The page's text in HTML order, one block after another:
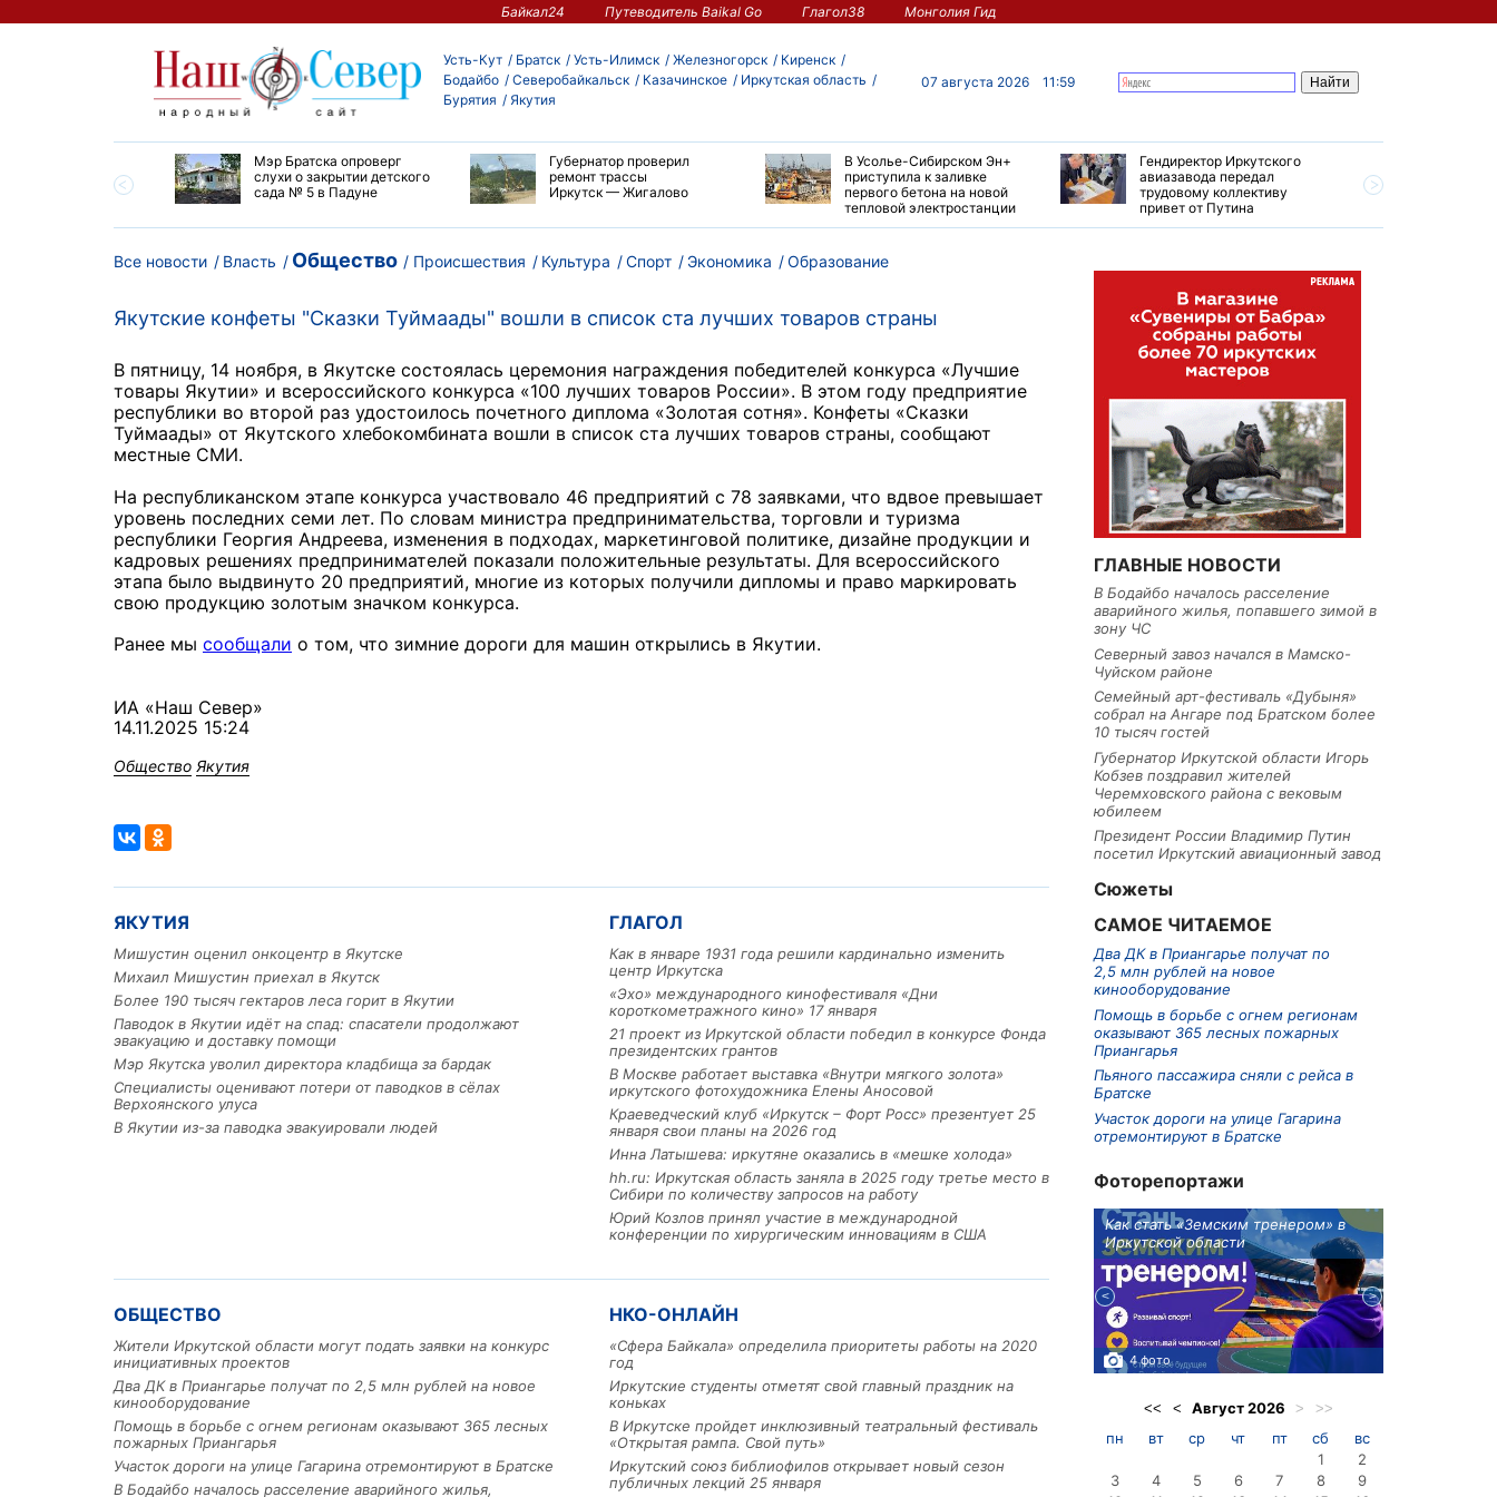
Байкал24 Путеводитель Baikal Go Глагол38 Монголия Гид
Усть-Кут Братск Усть-Илимск Железногорск
Киренск
Бодайбо
Северобайкальск Казачинское
Иркутская область
Бурятия
Якутия
07 августа 2026 11:59
Мэр Братска опроверг
слухи о закрытии детского
сада № 5 в Падуне
Губернатор проверил
ремонт трассы
Иркутск — Жигалово
В Усолье-Сибирском Эн+
приступила к заливке
первого бетона на новой
тепловой электростанции
Гендиректор Иркутского
авиазавода передал
трудовому коллективу
привет от Путина
Все новости Власть Общество Происшествия Культура Спорт Экономика Образование
Якутские конфеты "Сказки Туймаады" вошли в список ста лучших товаров страны
В пятницу, 14 ноября, в Якутске состоялась церемония награждения победителей конкурса «Лучшие
товары Якутии» и всероссийского конкурса «100 лучших товаров России». В этом году предприятие
республики во второй раз удостоилось почетного диплома «Золотая сотня». Конфеты «Сказки
Туймаады» от Якутского хлебокомбината вошли в список ста лучших товаров страны, сообщают
местные СМИ.
На республиканском этапе конкурса участвовало 46 предприятий с 78 заявками, что вдвое превышает
уровень последних семи лет. По словам министра предпринимательства, торговли и туризма
республики Георгия Андреева, изменения в подходах, маркетинговой политике, дизайне продукции и
кадровых решениях предпринимателей показали положительные результаты. Для всероссийского
этапа было выдвинуто 20 предприятий, многие из которых получили дипломы и право маркировать
свою продукцию золотым значком конкурса.
Ранее мы сообщали о том, что зимние дороги для машин открылись в Якутии.
ИА «Наш Север»
14.11.2025 15:24
Общество Якутия
ЯКУТИЯ
Мишустин оценил онкоцентр в Якутске
Михаил Мишустин приехал в Якутск
Более 190 тысяч гектаров леса горит в Якутии
Паводок в Якутии идёт на спад: спасатели продолжают
эвакуацию и доставку помощи
Мэр Якутска уволил директора кладбища за бардак
Специалисты оценивают потери от паводков в сёлах
Верхоянского улуса
В Якутии из-за паводка эвакуировали людей
ГЛАГОЛ
Как в январе 1931 года решили кардинально изменить
центр Иркутска
«Эхо» международного кинофестиваля «Дни
короткометражного кино» 17 января
21 проект из Иркутской области победил в конкурсе Фонда
президентских грантов
В Москве работает выставка «Внутри мягкого золота»
иркутского фотохудожника Елены Аносовой
Краеведческий клуб «Иркутск – Форт Росс» презентует 25
января свои планы на 2026 год
Инна Латышева: иркутяне оказались в «мешке холода»
hh.ru: Иркутская область заняла в 2025 году третье место в
Сибири по количеству запросов на работу
Юрий Козлов принял участие в международной
конференции по хирургическим инновациям в США
ОБЩЕСТВО
Жители Иркутской области могут подать заявки на конкурс
инициативных проектов
Два ДК в Приангарье получат по 2,5 млн рублей на новое
кинооборудование
Помощь в борьбе с огнем регионам оказывают 365 лесных
пожарных Приангарья
Участок дороги на улице Гагарина отремонтируют в Братске
В Бодайбо началось расселение аварийного жилья,
НКО-ОНЛАЙН
«Сфера Байкала» определила приоритеты работы на 2020
год
Иркутские студенты отметят свой главный праздник на
коньках
В Иркутске пройдет инклюзивный театральный фестиваль
«Открытая рампа. Свой путь»
Иркутский союз библиофилов открывает новый сезон
публичных лекций 25 января
ГЛАВНЫЕ НОВОСТИ
В Бодайбо началось расселение
аварийного жилья, попавшего зимой в
зону ЧС
Северный завоз начался в Мамско-
Чуйском районе
Семейный арт-фестиваль «Дубыня»
собрал на Ангаре под Братском более
10 тысяч гостей
Губернатор Иркутской области Игорь
Кобзев поздравил жителей
Черемховского района с вековым
юбилеем
Президент России Владимир Путин
посетил Иркутский авиационный завод
Сюжеты
САМОЕ ЧИТАЕМОЕ
Два ДК в Приангарье получат по
2,5 млн рублей на новое
кинооборудование
Помощь в борьбе с огнем регионам
оказывают 365 лесных пожарных
Приангарья
Пьяного пассажира сняли с рейса в
Братске
Участок дороги на улице Гагарина
отремонтируют в Братске
Фоторепортажи
Льготный заём в 9 миллионов
рублей получит
из Иркутской области
3 фото
Как стать «Земским тренером» в
Иркутской области
4 фото
<< < Август2026 > >>
пн вт ср чт пт сб
вс
1
2
3
4 5 6 7 8
9